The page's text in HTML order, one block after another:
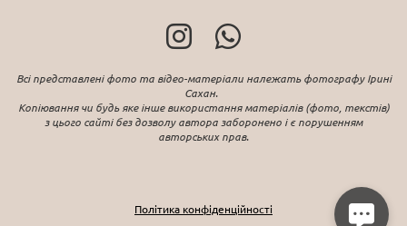
Всі представлені фото та відео-матеріали належать фотографу Ірині
Сахан.
Копіювання чи будь яке інше використання матеріалів (фото, текстів)
з цього сайті без дозволу автора заборонено і є порушенням
авторських прав.
Політика конфіденційності